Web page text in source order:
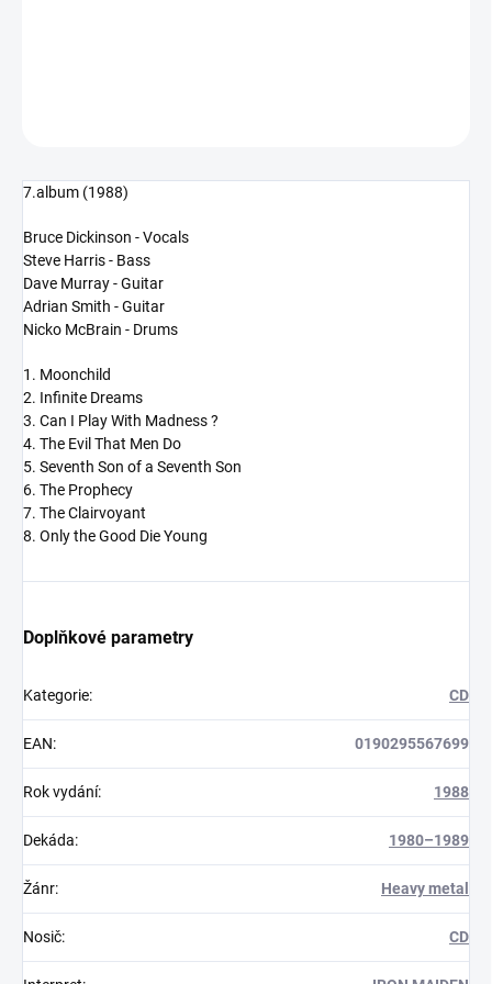
7.album (1988)
Bruce Dickinson - Vocals
Steve Harris - Bass
Dave Murray - Guitar
Adrian Smith - Guitar
Nicko McBrain - Drums
1. Moonchild
2. Infinite Dreams
3. Can I Play With Madness ?
4. The Evil That Men Do
5. Seventh Son of a Seventh Son
6. The Prophecy
7. The Clairvoyant
8. Only the Good Die Young
Doplňkové parametry
Kategorie: CD
EAN: 0190295567699
Rok vydání: 1988
Dekáda: 1980–1989
Žánr: Heavy metal
Nosič: CD